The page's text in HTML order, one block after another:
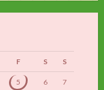
F S S
5 6 7